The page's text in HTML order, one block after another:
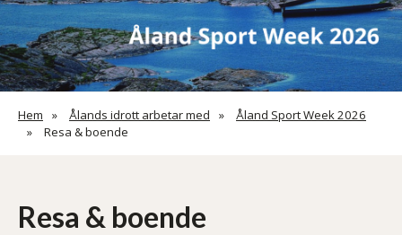
Länkstig
Hem Ålands idrott arbetar med
Åland Sport Week 2026
Resa & boende
Resa & boende